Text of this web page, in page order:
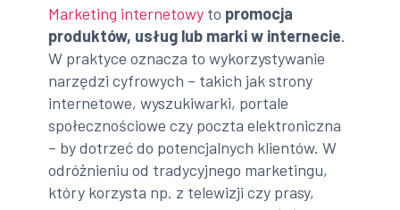
Marketing internetowy to promocja
produktów, usług lub marki w internecie.
W praktyce oznacza to wykorzystywanie
narzędzi cyfrowych – takich jak strony
internetowe, wyszukiwarki, portale
społecznościowe czy poczta elektroniczna
– by dotrzeć do potencjalnych klientów. W
odróżnieniu od tradycyjnego marketingu,
który korzysta np. z telewizji czy prasy,